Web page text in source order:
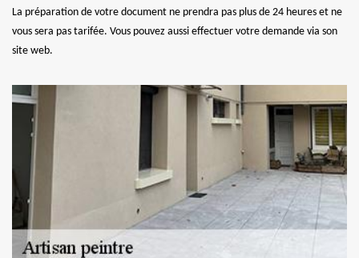
La préparation de votre document ne prendra pas plus de 24 heures et ne
vous sera pas tarifée. Vous pouvez aussi effectuer votre demande via son
site web.